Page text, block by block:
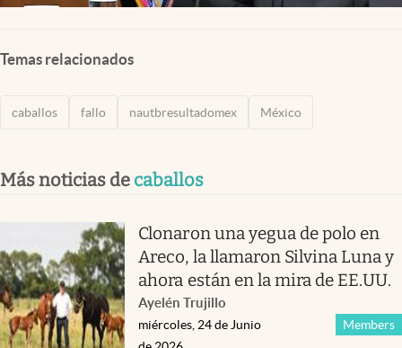
Temas relacionados
caballos fallo nautbresultadomex México
Más noticias de caballos
Clonaron una yegua de polo en
Areco, la llamaron Silvina Luna y
ahora están en la mira de EE.UU.
Ayelén Trujillo
Members
miércoles, 24 de Junio